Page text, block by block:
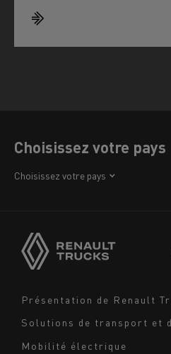
Choisissez votre pays
Choisissez votre pays
Navigation
footer
Présentation de Renault
Solutions de transport et
Mobilité électrique